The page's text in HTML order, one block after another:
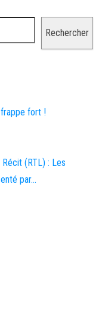
Rechercher
frappe fort !
(RTL) : Les
par…